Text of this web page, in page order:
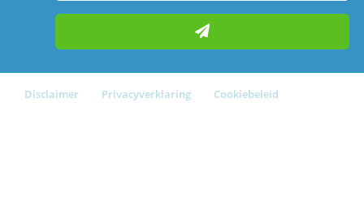
Disclaimer Privacyverklaring Cookiebeleid